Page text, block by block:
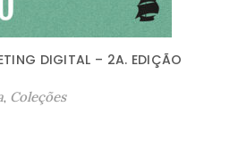
DIGITAL – 2A. EDIÇÃO
, Coleções